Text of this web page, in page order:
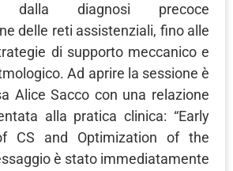
dalla diagnosi precoce
delle reti assistenziali, fino alle
di supporto meccanico e
Ad aprire la sessione è
Alice Sacco con una relazione
alla pratica clinica: “Early
CS and Optimization of the
è stato immediatamente